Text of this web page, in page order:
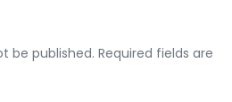
be published. Required fields are